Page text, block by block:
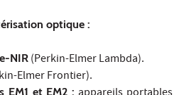
optique :
NIR (Perkin-Elmer Lambda).
Elmer Frontier).
EM1 et EM2 :